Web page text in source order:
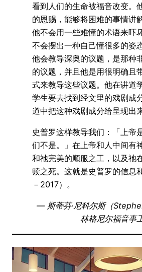
看到人们的生命被福音改变。
的恩赐，能够将困难的事情讲
他不会用一些难懂的术语来吓
不会摆出一种自己懂很多的姿
他会教导深奥的议题，是那种
的议题，并且他是用很明确且
式来教导这些议题。他在讲道
学生要去找到经文里的戏剧成
道中把这种戏剧成分给呈现出来
史普罗这样教导我们：「上帝
们不是。」在上帝和人中间有
和祂完美的顺服之工，以及祂
赎之死。这就是史普罗的信息
－2017）。
— 斯蒂芬·尼科尔斯（
林格尼尔福音事